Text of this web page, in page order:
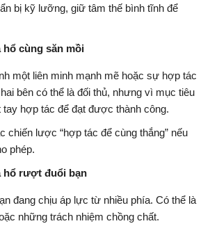
bị kỹ lưỡng, giữ tâm thế bình tĩnh để
cùng săn mồi
một liên minh mạnh mẽ hoặc sự hợp tác
bên có thể là đối thủ, nhưng vì mục tiêu
tay hợp tác để đạt được thành công.
chiến lược “hợp tác để cùng thắng” nếu
phép.
hổ rượt đuổi bạn
đang chịu áp lực từ nhiều phía. Có thể là
những trách nhiệm chồng chất.